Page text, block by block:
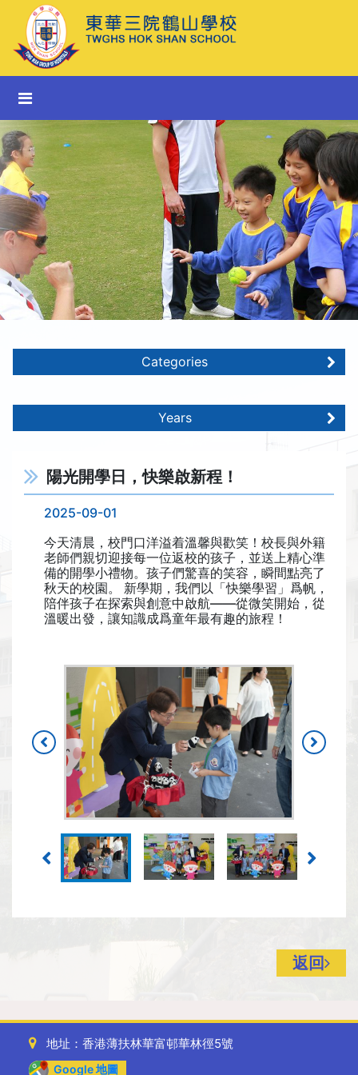
Categories
Years
陽光開學日，快樂啟新程！
2025-09-01
今天清晨，校門口洋溢着溫馨與歡笑！校長與外籍
老師們親切迎接每一位返校的孩子，並送上精心準
備的開學小禮物。孩子們驚喜的笑容，瞬間點亮了
秋天的校園。 新學期，我們以「快樂學習」爲帆，
陪伴孩子在探索與創意中啟航——從微笑開始，從
溫暖出發，讓知識成爲童年最有趣的旅程！
返回
地址：香港薄扶林華富邨華林徑5號
Google 地圖